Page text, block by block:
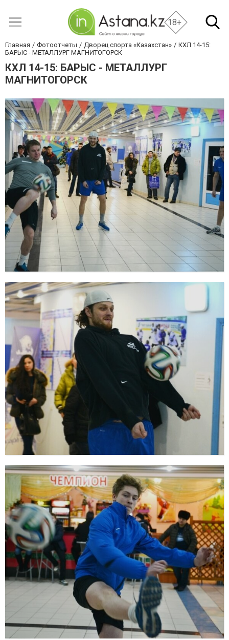
18+
Главная Фотоотчеты Дворец спорта «Казахстан»
КХЛ 14-15:
БАРЫС - МЕТАЛЛУРГ МАГНИТОГОРСК
КХЛ 14-15: БАРЫС - МЕТАЛЛУРГ
МАГНИТОГОРСК